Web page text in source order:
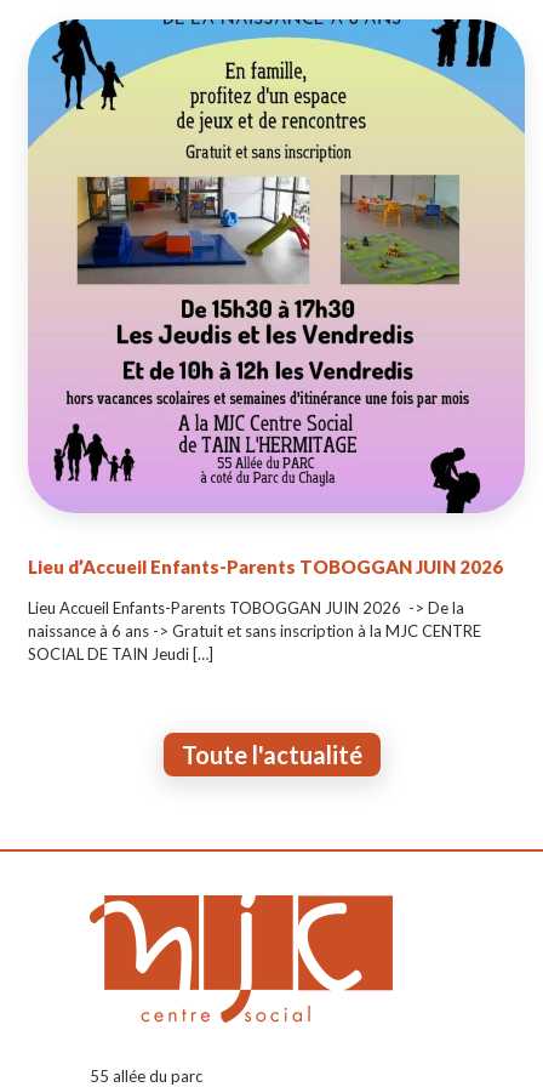
Lieu d’Accueil Enfants-Parents TOBOGGAN JUIN 2026
Lieu Accueil Enfants-Parents TOBOGGAN JUIN 2026 -> De la
naissance à 6 ans -> Gratuit et sans inscription à la MJC CENTRE
SOCIAL DE TAIN Jeudi […]
Toute l'actualité
55 allée du parc